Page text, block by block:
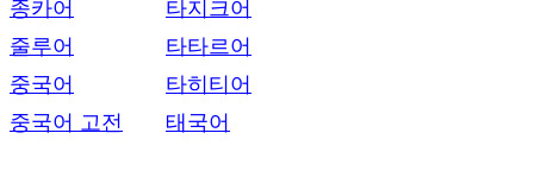
종카어
줄루어
중국어
중국어 고전
타지크어
타타르어
타히티어
태국어